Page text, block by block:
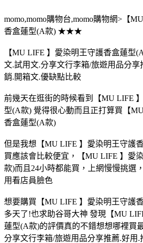
momo,momo購物台,momo購物網>【
香盒蓮型(A款) ★★★
【MU LIFE 】愛染明王守護香盒蓮型
文.試用文.分享文行李箱/旅遊用品分享
銷.開箱文.優缺點比較
前幾天在逛街的時候看到【MU LIFE
型(A款) 覺得很心動而且正打算買【
香盒蓮型(A款)
但是我想【MU LIFE 】愛染明王守護
買應該會比較便宜，【MU LIFE 】愛
款)而且24小時都能買，上網慢慢挑選
用看店員臉色
想要購買【MU LIFE 】愛染明王守護
多天了!也求助谷哥大神 發現【MU
蓮型(A款)的評價真的不錯想想哪裡買
分享文行李箱/旅遊用品分享推薦.好用.